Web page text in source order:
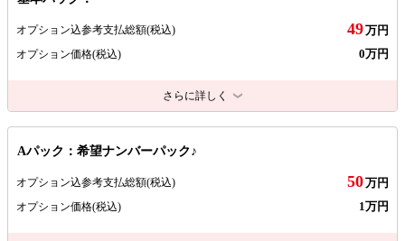
オプション込参考支払総額(税込) 49万円
オプション価格(税込) 0万円
さらに詳しく
Aパック：希望ナンバーパック♪
オプション込参考支払総額(税込) 50万円
オプション価格(税込) 1万円